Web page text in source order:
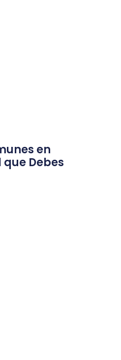
en
Debes